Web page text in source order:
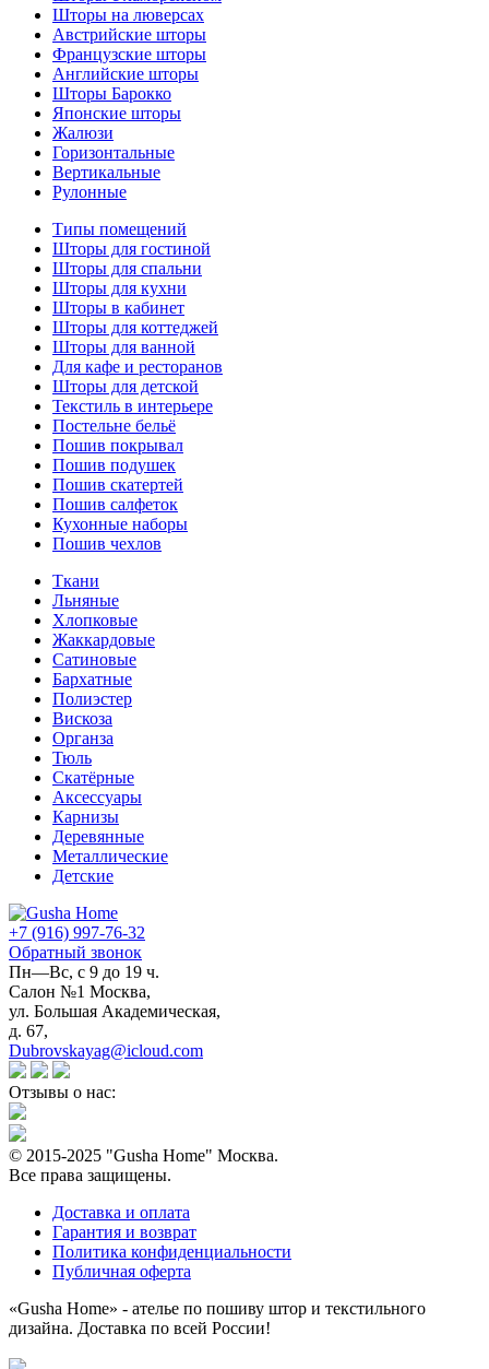
Шторы на люверсах
Австрийские шторы
Французские шторы
Английские шторы
Шторы Барокко
Японские шторы
Жалюзи
Горизонтальные
Вертикальные
Рулонные
Типы помещений
Шторы для гостиной
Шторы для спальни
Шторы для кухни
Шторы в кабинет
Шторы для коттеджей
Шторы для ванной
Для кафе и ресторанов
Шторы для детской
Текстиль в интерьере
Постельне бельё
Пошив покрывал
Пошив подушек
Пошив скатертей
Пошив салфеток
Кухонные наборы
Пошив чехлов
Ткани
Льняные
Хлопковые
Жаккардовые
Сатиновые
Бархатные
Полиэстер
Вискоза
Органза
Тюль
Скатёрные
Аксессуары
Карнизы
Деревянные
Металлические
Детские
+7 (916) 997-76-32
Обратный звонок
Пн—Вс, с 9 до 19 ч.
Салон №1 Москва,
ул. Большая Академическая,
д. 67,
Dubrovskayag@icloud.com
Отзывы о нас:
© 2015-2025 "Gusha Home" Москва.
Все права защищены.
Доставка и оплата
Гарантия и возврат
Политика конфиденциальности
Публичная оферта
«Gusha Home» - ателье по пошиву штор и текстильного
дизайна. Доставка по всей России!